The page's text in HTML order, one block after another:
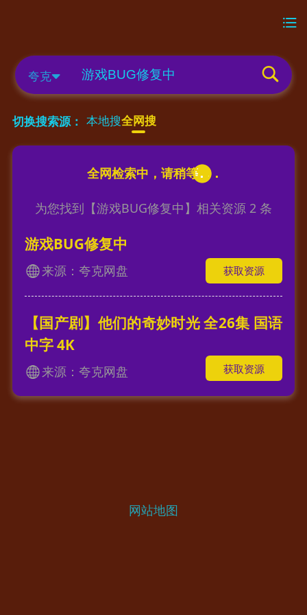
夸克
切换搜索源： 本地搜全网搜
为您找到【游戏BUG修复中】相关资源 2 条
游戏BUG修复中
来源：夸克网盘 获取资源
【国产剧】他们的奇妙时光 全26集 国语
中字 4K
来源：夸克网盘 获取资源
网站地图